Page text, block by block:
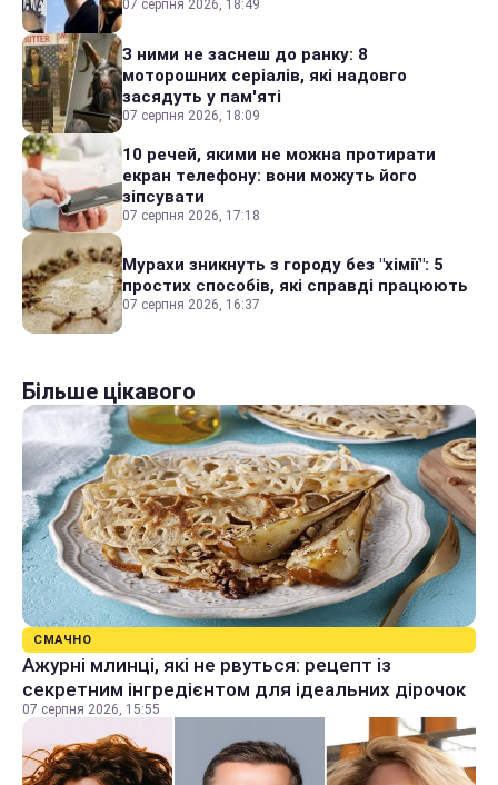
07 серпня 2026, 18:49
З ними не заснеш до ранку: 8
моторошних серіалів, які надовго
засядуть у пам'яті
07 серпня 2026, 18:09
10 речей, якими не можна протирати
екран телефону: вони можуть його
зіпсувати
07 серпня 2026, 17:18
Мурахи зникнуть з городу без "хімії": 5
простих способів, які справді працюють
07 серпня 2026, 16:37
Більше цікавого
СМАЧНО
Ажурні млинці, які не рвуться: рецепт із
секретним інгредієнтом для ідеальних дірочок
07 серпня 2026, 15:55